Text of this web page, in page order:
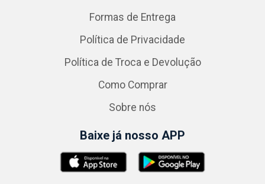
Formas de Entrega
Política de Privacidade
Política de Troca e Devolução
Como Comprar
Sobre nós
Baixe já nosso APP